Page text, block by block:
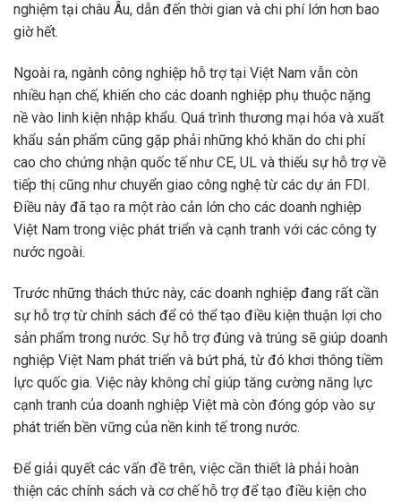
nghiệm tại châu Âu, dẫn đến thời gian và chi phí lớn hơn bao
giờ hết.
Ngoài ra, ngành công nghiệp hỗ trợ tại Việt Nam vẫn còn
nhiều hạn chế, khiến cho các doanh nghiệp phụ thuộc nặng
nề vào linh kiện nhập khẩu. Quá trình thương mại hóa và xuất
khẩu sản phẩm cũng gặp phải những khó khăn do chi phí
cao cho chứng nhận quốc tế như CE, UL và thiếu sự hỗ trợ về
tiếp thị cũng như chuyển giao công nghệ từ các dự án FDI.
Điều này đã tạo ra một rào cản lớn cho các doanh nghiệp
Việt Nam trong việc phát triển và cạnh tranh với các công ty
nước ngoài.
Trước những thách thức này, các doanh nghiệp đang rất cần
sự hỗ trợ từ chính sách để có thể tạo điều kiện thuận lợi cho
sản phẩm trong nước. Sự hỗ trợ đúng và trúng sẽ giúp doanh
nghiệp Việt Nam phát triển và bứt phá, từ đó khơi thông tiềm
lực quốc gia. Việc này không chỉ giúp tăng cường năng lực
cạnh tranh của doanh nghiệp Việt mà còn đóng góp vào sự
phát triển bền vững của nền kinh tế trong nước.
Để giải quyết các vấn đề trên, việc cần thiết là phải hoàn
thiện các chính sách và cơ chế hỗ trợ để tạo điều kiện cho